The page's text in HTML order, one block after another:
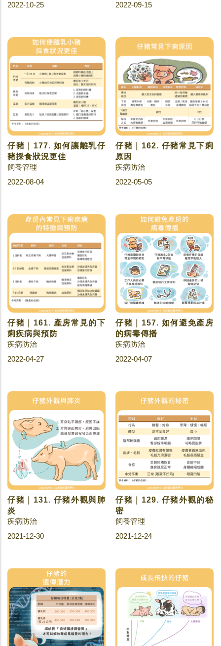
2022-10-25
2022-09-15
仔豬｜177. 如何讓離乳仔
豬採食狀況更佳
飼養管理
2022-08-04
仔豬｜162. 仔豬常見下痢
原因
疾病防治
2022-05-05
仔豬｜161. 產房常見的下
痢疾病與預防
疾病防治
2022-04-27
仔豬｜157. 如何避免產房
的病毒傳播
疾病防治
2022-04-07
仔豬｜131. 仔豬外觀與肺
炎
疾病防治
2021-12-30
仔豬｜129. 仔豬外觀的秘
密
飼養管理
2021-12-24